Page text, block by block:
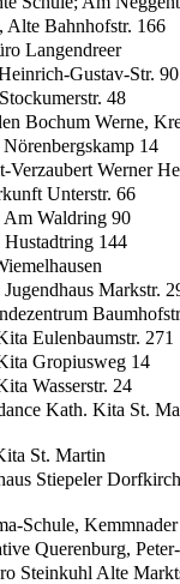
Alte Bahnhofstr. 166
Langendreer
Gustav-Str. 90
48
Bochum Werne,
14
Verzaubert Werner
Unterstr. 66
Waldring 90
144
Jugendhaus Markstr.
Eulenbaumstr. 271
Gropiusweg 14
Wasserstr. 24
Kath. Kita St.
St. Martin
Stiepeler
Schule,
Querenburg,
Steinkuhl Alte